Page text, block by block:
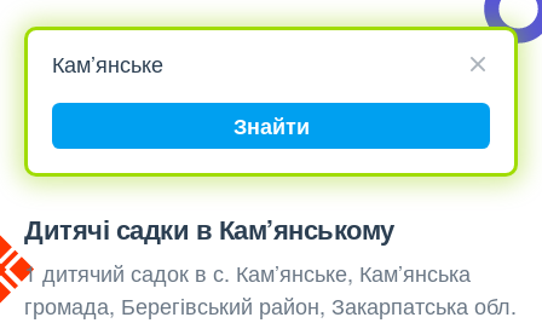
Знайти
Дитячі садки в Кам’янському
1 дитячий садок в с. Кам’янське, Кам’янська
громада, Берегівський район, Закарпатська обл.